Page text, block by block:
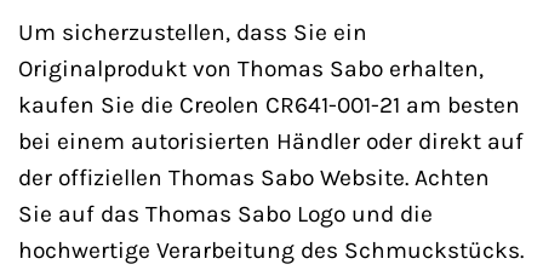
Um sicherzustellen, dass Sie ein
Originalprodukt von Thomas Sabo erhalten,
kaufen Sie die Creolen CR641-001-21 am besten
bei einem autorisierten Händler oder direkt auf
der offiziellen Thomas Sabo Website. Achten
Sie auf das Thomas Sabo Logo und die
hochwertige Verarbeitung des Schmuckstücks.